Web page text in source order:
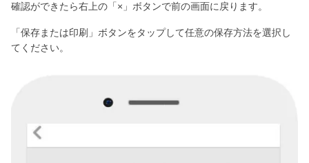
確認ができたら右上の「×」ボタンで前の画面に戻ります。
「保存または印刷」ボタンをタップして任意の保存方法を選択し
てください。